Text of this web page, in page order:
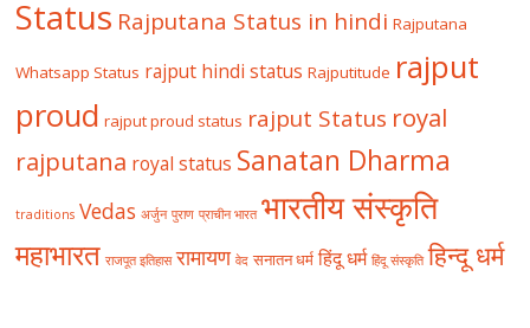
Status Rajputana Status in hindi Rajputana
Whatsapp Status rajput hindi status Rajputitude rajput
proud rajput proud status rajput Status royal
rajputana royal status Sanatan Dharma
traditions Vedas अर्जुन पुराण प्राचीन भारत भारतीय संस्कृति
महाभारत राजपूत इतिहास रामायण वेद सनातन धर्म हिंदू धर्म हिंदू संस्कृति हिन्दू धर्म